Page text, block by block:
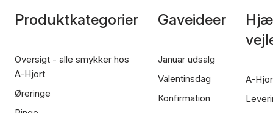
Produktkategorier
Oversigt - alle smykker hos
A-Hjort
Øreringe
Gaveideer
Januar udsalg
Valentinsdag
Konfirmation
A-